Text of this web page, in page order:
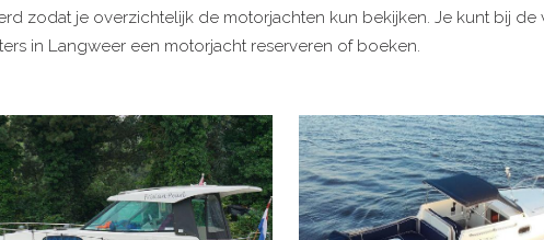
zodat je overzichtelijk de motorjachten kun bekijken. Je kunt bij de
in Langweer een motorjacht reserveren of boeken.